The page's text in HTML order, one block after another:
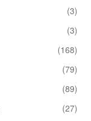
(3)
(3)
(168)
(79)
(89)
(27)